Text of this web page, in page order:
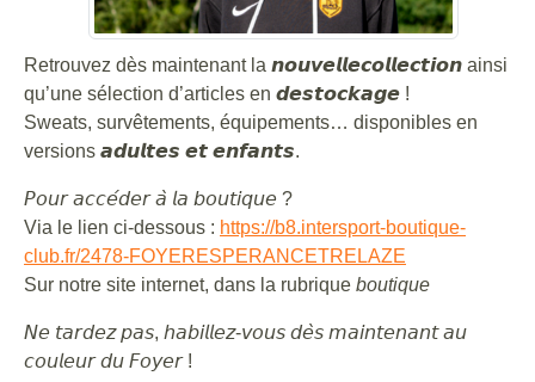
Retrouvez dès maintenant la 𝙣𝙤𝙪𝙫𝙚𝙡𝙡𝙚𝙘𝙤𝙡𝙡𝙚𝙘𝙩𝙞𝙤𝙣 ainsi
qu’une sélection d’articles en 𝙙𝙚𝙨𝙩𝙤𝙘𝙠𝙖𝙜𝙚 !
Sweats, survêtements, équipements… disponibles en
versions 𝙖𝙙𝙪𝙡𝙩𝙚𝙨 𝙚𝙩 𝙚𝙣𝙛𝙖𝙣𝙩𝙨.
𝘗𝘰𝘶𝘳 𝘢𝘤𝘤𝘦́𝘥𝘦𝘳 𝘢̀ 𝘭𝘢 𝘣𝘰𝘶𝘵𝘪𝘲𝘶𝘦 ?
Via le lien ci-dessous : https://b8.intersport-boutique-
club.fr/2478-FOYERESPERANCETRELAZE
Sur notre site internet, dans la rubrique boutique
𝘕𝘦 𝘵𝘢𝘳𝘥𝘦𝘻 𝘱𝘢𝘴, 𝘩𝘢𝘣𝘪𝘭𝘭𝘦𝘻-𝘷𝘰𝘶𝘴 𝘥𝘦̀𝘴 𝘮𝘢𝘪𝘯𝘵𝘦𝘯𝘢𝘯𝘵 𝘢𝘶
𝘤𝘰𝘶𝘭𝘦𝘶𝘳 𝘥𝘶 𝘍𝘰𝘺𝘦𝘳 !